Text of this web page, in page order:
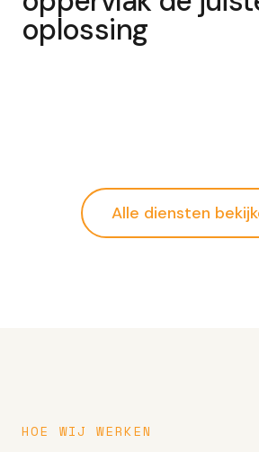
oplossing
Alle diensten
HOE WIJ WERKEN